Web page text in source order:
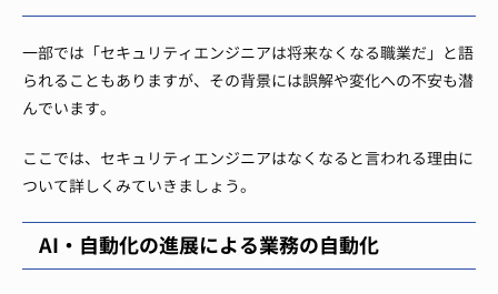
一部では「セキュリティエンジニアは将来なくなる職業だ」と語
られることもありますが、その背景には誤解や変化への不安も潜
んでいます。
ここでは、セキュリティエンジニアはなくなると言われる理由に
ついて詳しくみていきましょう。
AI・自動化の進展による業務の自動化